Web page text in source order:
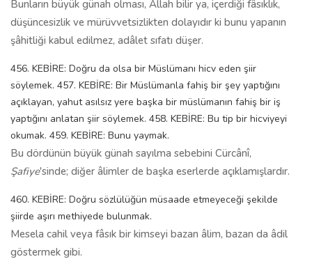
Bunların büyük günah olması, Allah bilir ya, içerdiği fâsıklık,
düşüncesizlik ve mürüvvetsizlikten dolayıdır ki bunu yapanın
şâhitliği kabul edilmez, adâlet sıfatı düşer.
456. KEBİRE: Doğru da olsa bir Müslümanı hicv eden şiir
söylemek. 457. KEBİRE: Bir Müslümanla fahiş bir şey yaptığını
açıklayan, yahut asılsız yere başka bir müslümanın fahiş bir iş
yaptığını anlatan şiir söylemek. 458. KEBİRE: Bu tip bir hicviyeyi
okumak. 459. KEBİRE: Bunu yaymak.
Bu dördünün büyük günah sayılma sebebini Cürcânî,
Şafiye'sinde; diğer âlimler de başka eserlerde açıklamışlardır.
460. KEBİRE: Doğru sözlülüğün müsaade etmeyeceği şekilde
şiirde aşırı methiyede bulunmak.
Mesela cahil veya fâsık bir kimseyi bazan âlim, bazan da âdil
göstermek gibi.